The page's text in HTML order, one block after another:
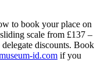
to book your place on
scale from £137 –
discounts. Book
id.com if you